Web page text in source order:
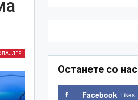
Останете со нас
Facebook Likes